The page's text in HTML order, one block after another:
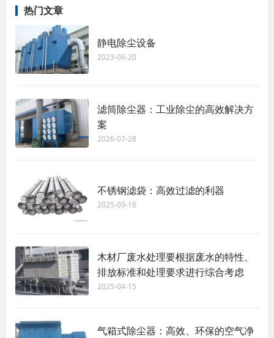
热门文章
静电除尘设备
2023-06-20
滤筒除尘器：工业除尘的高效解决方
案
2026-07-28
不锈钢滤袋：高效过滤的利器
2025-09-16
木材厂废水处理要根据废水的特性、
排放标准和处理要求进行综合考虑
2025-04-15
气箱式除尘器：高效、环保的空气净